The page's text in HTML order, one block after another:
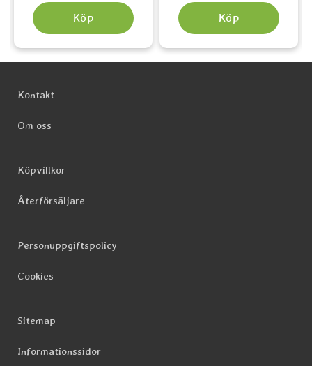
Köp Köp
Kontakt
Om oss
Köpvillkor
Återförsäljare
Personuppgiftspolicy
Cookies
Sitemap
Informationssidor